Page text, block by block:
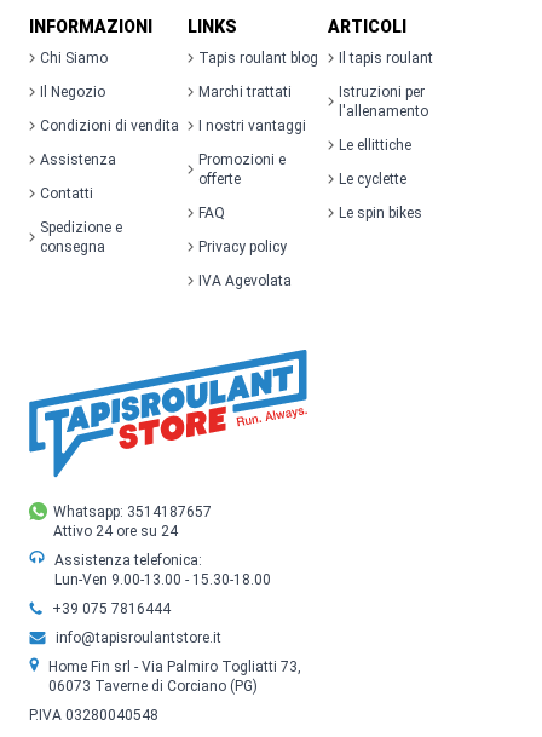
Whatsapp: 3514187657
Attivo 24 ore su 24
Assistenza telefonica:
Lun-Ven 9.00-13.00 - 15.30-18.00
+39 075 7816444
info@tapisroulantstore.it
Home Fin srl - Via Palmiro Togliatti 73,
06073 Taverne di Corciano (PG)
P.IVA 03280040548
INFORMAZIONI
Chi Siamo
Il Negozio
Condizioni di vendita
Assistenza
Contatti
Spedizione e
consegna
LINKS
Tapis roulant blog
Marchi trattati
I nostri vantaggi
Promozioni e
offerte
FAQ
Privacy policy
IVA Agevolata
ARTICOLI
Il tapis roulant
Istruzioni per
l'allenamento
Le ellittiche
Le cyclette
Le spin bikes